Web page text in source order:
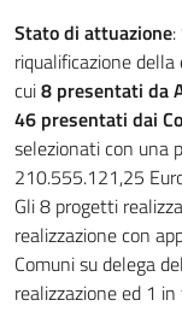
Stato di attuazione
riqualificazione
cui8 presentati da
46 presentati dai
selezionati con una
210.555.121,25
Gli 8 progetti
realizzazione con
Comuni su delega
realizzazione ed 1